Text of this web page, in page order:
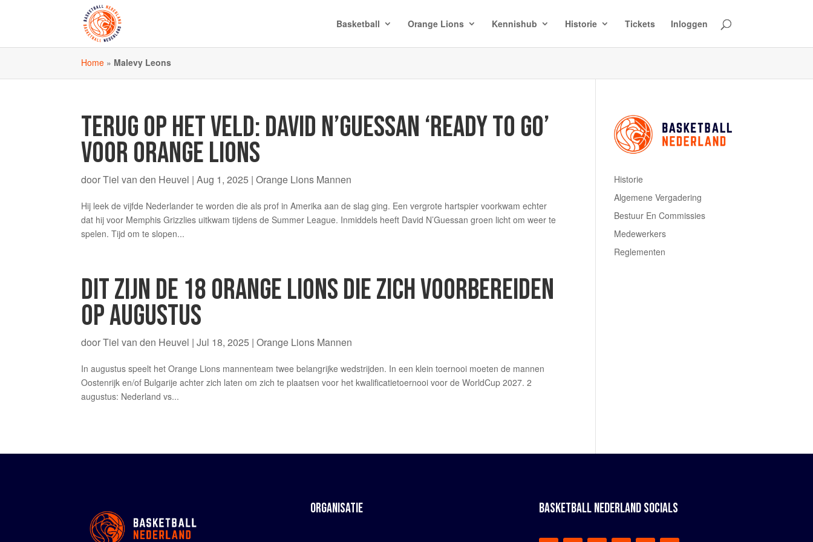
Basketball Orange Lions Kennishub Historie Tickets Inloggen
Home » Malevy Leons
TERUG OP HET VELD: DAVID N’GUESSAN ‘READY TO GO’
VOOR ORANGE LIONS
doorTiel van den Heuvel |Aug 1, 2025 |Orange Lions Mannen
Hij leek de vijfde Nederlander te worden die als prof in Amerika aan de slag ging. Een vergrote hartspier voorkwam echter
dat hij voor Memphis Grizzlies uitkwam tijdens de Summer League. Inmiddels heeft David N’Guessan groen licht om weer te
spelen. Tijd om te slopen...
DIT ZIJN DE 18 ORANGE LIONS DIE ZICH VOORBEREIDEN
OP AUGUSTUS
doorTiel van den Heuvel |Jul 18, 2025 |Orange Lions Mannen
In augustus speelt het Orange Lions mannenteam twee belangrijke wedstrijden. In een klein toernooi moeten de mannen
Oostenrijk en/of Bulgarije achter zich laten om zich te plaatsen voor het kwalificatietoernooi voor de WorldCup 2027. 2
augustus: Nederland vs...
Historie
Algemene Vergadering
Bestuur En Commissies
Medewerkers
Reglementen
ORGANISATIE BASKETBALL NEDERLAND SOCIALS